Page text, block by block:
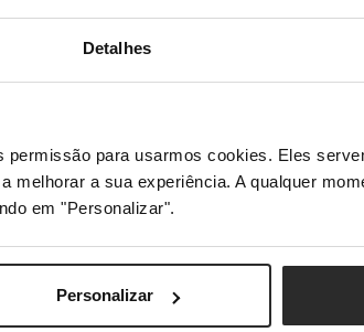
Detalhes
para usarmos cookies. Eles
melhorar a sua experiência. A qualquer
em "Personalizar".
Personalizar